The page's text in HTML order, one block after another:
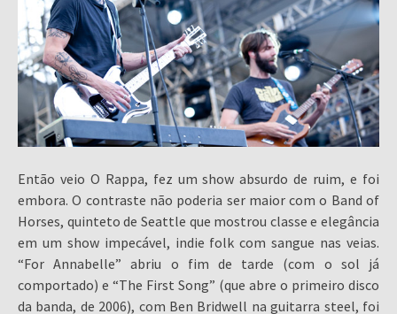
Então veio O Rappa, fez um show absurdo de ruim, e foi
embora. O contraste não poderia ser maior com o Band of
Horses, quinteto de Seattle que mostrou classe e elegância
em um show impecável, indie folk com sangue nas veias.
“For Annabelle” abriu o fim de tarde (com o sol já
comportado) e “The First Song” (que abre o primeiro disco
da banda, de 2006), com Ben Bridwell na guitarra steel, foi